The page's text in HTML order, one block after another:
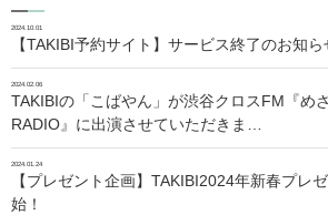
2024.10.01
【TAKIBI予約サイト】サービス終了のお知ら
2024.02.06
TAKIBIの「こばやん」が渋谷クロスFM『め
RADIO』に出演させていただきま…
2024.01.24
【プレゼント企画】TAKIBI2024年新春プレ
始！